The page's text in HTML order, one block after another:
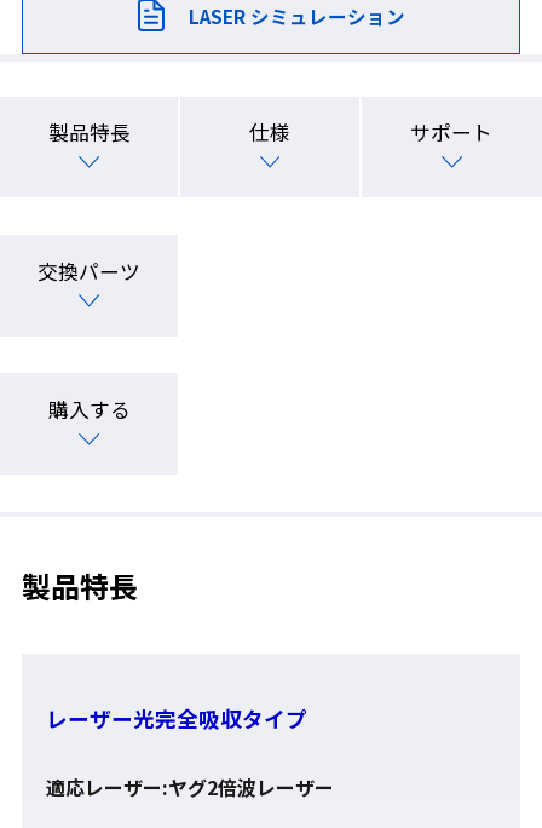
LASER シミュレーション
製品特長 仕様 サポート
交換パーツ
購入する
製品特長
レーザー光完全吸収タイプ
適応レーザー:ヤグ2倍波レーザー